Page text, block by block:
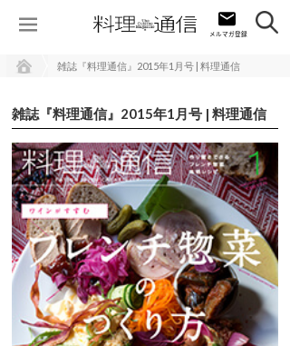
雑誌『料理通信』2015年1月号 | 料理通信
雑誌『料理通信』2015年1月号 | 料理通信